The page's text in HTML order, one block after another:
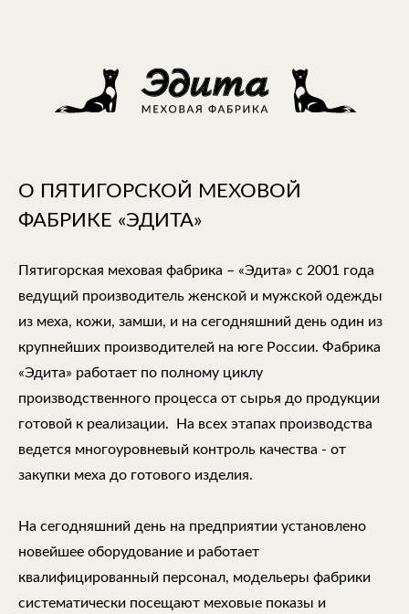
О ПЯТИГОРСКОЙ МЕХОВОЙ
ФАБРИКЕ «ЭДИТА»
Пятигорская меховая фабрика – «Эдита» с 2001 года
ведущий производитель женской и мужской одежды
из меха, кожи, замши, и на сегодняшний день один из
крупнейших производителей на юге России. Фабрика
«Эдита» работает по полному циклу
производственного процесса от сырья до продукции
готовой к реализации. На всех этапах производства
ведется многоуровневый контроль качества - от
закупки меха до готового изделия.
На сегодняшний день на предприятии установлено
новейшее оборудование и работает
квалифицированный персонал, модельеры фабрики
систематически посещают меховые показы и